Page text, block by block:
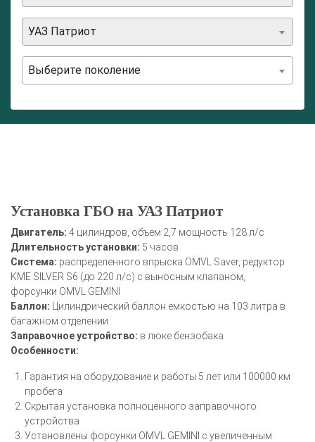
УАЗ Патриот
Выберите поколение
Установка ГБО на УАЗ Патриот
Двигатель: 4 цилиндров, объем 2,7 мощность 128 л/с
Длительность установки: 5 часов
Система: распределенного впрыска OMVL Saver, редуктор
KME SILVER S6 (до 220 л/с) c выносным клапаном,
форсунки OMVL GEMINI
Баллон: Цилиндрический баллон емкостью на 103 литра в
багажном отделении
Заправочное устройство: в люке бензобака
Особенности:
Гарантия на оборудование и работы 5 лет или 100000 км
пробега
Скрытая установка полноценного заправочного
устройства
Установлены форсунки OMVL GEMINI с увеличенным